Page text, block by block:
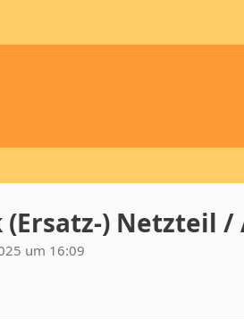
(Ersatz-) Netzteil /
um 16:09